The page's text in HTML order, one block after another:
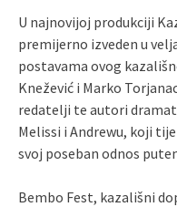
U najnovijoj produkciji
premijerno izveden u
postavama ovog
Knežević i Marko
redatelji te autori
Melissi i Andrewu, koji
svoj poseban odnos
Bembo Fest, kazališni